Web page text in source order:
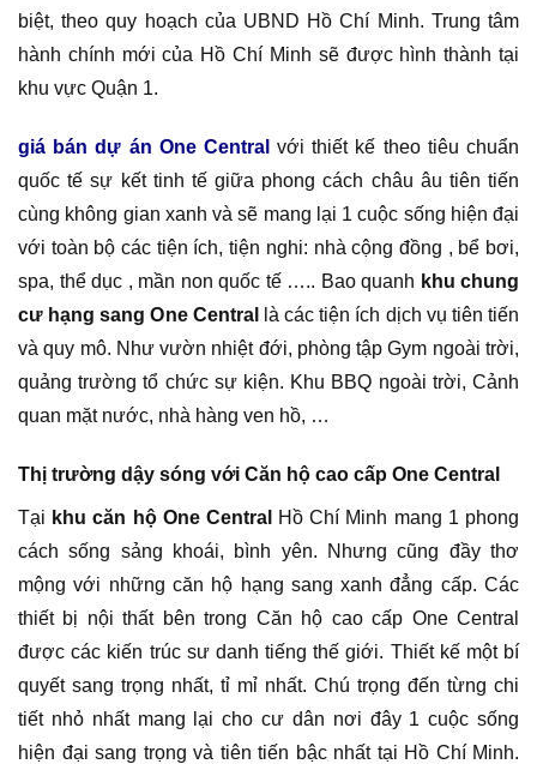
biệt, theo quy hoạch của UBND Hồ Chí Minh. Trung tâm
hành chính mới của Hồ Chí Minh sẽ được hình thành tại
khu vực Quận 1.
giá bán dự án One Central với thiết kế theo tiêu chuẩn
quốc tế sự kết tinh tế giữa phong cách châu âu tiên tiến
cùng không gian xanh và sẽ mang lại 1 cuộc sống hiện đại
với toàn bộ các tiện ích, tiện nghi: nhà cộng đồng , bể bơi,
spa, thể dục , mần non quốc tế ….. Bao quanh khu chung
cư hạng sang One Central
là các tiện ích dịch vụ tiên tiến
và quy mô. Như vườn nhiệt đới, phòng tập Gym ngoài trời,
quảng trường tổ chức sự kiện. Khu BBQ ngoài trời, Cảnh
quan mặt nước, nhà hàng ven hồ, …
Thị trường dậy sóng với Căn hộ cao cấp One Central
Tại khu căn hộ One Central
Hồ Chí Minh mang 1 phong
cách sống sảng khoái, bình yên. Nhưng cũng đầy thơ
mộng với những căn hộ hạng sang xanh đẳng cấp. Các
thiết bị nội thất bên trong Căn hộ cao cấp One Central
được các kiến trúc sư danh tiếng thế giới. Thiết kế một bí
quyết sang trọng nhất, tỉ mỉ nhất. Chú trọng đến từng chi
tiết nhỏ nhất mang lại cho cư dân nơi đây 1 cuộc sống
hiện đại sang trọng và tiên tiến bậc nhất tại Hồ Chí Minh.